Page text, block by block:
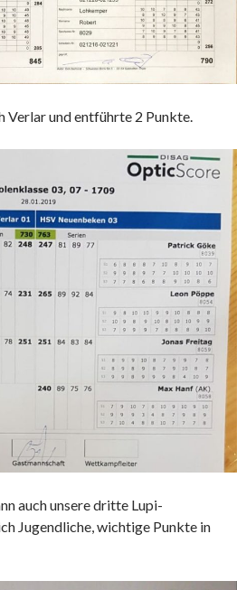
Verlar und entführte 2 Punkte.
auch unsere dritte Lupi-
Jugendliche, wichtige Punkte in